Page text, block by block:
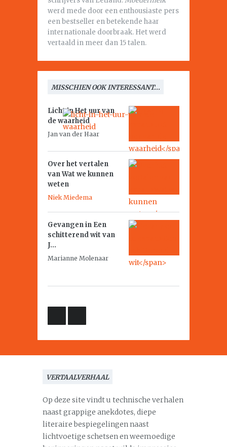
werd mede door een enthousiaste pers
een bestseller en betekende haar
internationale doorbraak. Het werd
vertaald in meer dan 15 talen.
MISSCHIEN OOK INTERESSANT...
Licht inHet uur van
de waarheid
Jan van der Haar
Over het vertalen
vanWat we kunnen
weten
Niek Miedema
Gevangen in Een
schitterend wit van
J...
Marianne Molenaar
VERTAALVERHAAL
Op deze site vindt u technische verhalen
naast grappige anekdotes, diepe
literaire bespiegelingen naast
lichtvoetige schetsen en weemoedige